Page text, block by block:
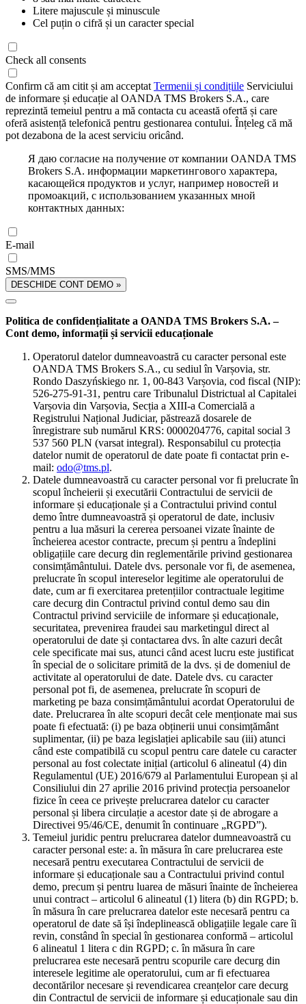
Litere majuscule și minuscule
Cel puțin o cifră și un caracter special
Check all consents
Confirm că am citit și am acceptat Termenii și condițiile Serviciului
de informare și educație al OANDA TMS Brokers S.A., care
reprezintă temeiul pentru a mă contacta cu această ofertă și care
oferă asistență telefonică pentru gestionarea contului. Înțeleg că mă
pot dezabona de la acest serviciu oricând.
Я даю согласие на получение от компании OANDA TMS
Brokers S.A. информации маркетингового характера,
касающейся продуктов и услуг, например новостей и
промоакций, с использованием указанных мной
контактных данных:
E-mail
SMS/MMS
DESCHIDE CONT DEMO »
Politica de confidențialitate a OANDA TMS Brokers S.A. –
Cont demo, informații și servicii educaționale
Operatorul datelor dumneavoastră cu caracter personal este
OANDA TMS Brokers S.A., cu sediul în Varșovia, str.
Rondo Daszyńskiego nr. 1, 00-843 Varșovia, cod fiscal (NIP):
526-275-91-31, pentru care Tribunalul Districtual al Capitalei
Varșovia din Varșovia, Secția a XIII-a Comercială a
Registrului Național Judiciar, păstrează dosarele de
înregistrare sub numărul KRS: 0000204776, capital social 3
537 560 PLN (varsat integral). Responsabilul cu protecția
datelor numit de operatorul de date poate fi contactat prin e-
mail: odo@tms.pl.
Datele dumneavoastră cu caracter personal vor fi prelucrate în
scopul încheierii și executării Contractului de servicii de
informare și educaționale și a Contractului privind contul
demo între dumneavoastră și operatorul de date, inclusiv
pentru a lua măsuri la cererea persoanei vizate înainte de
încheierea acestor contracte, precum și pentru a îndeplini
obligațiile care decurg din reglementările privind gestionarea
consimțământului. Datele dvs. personale vor fi, de asemenea,
prelucrate în scopul intereselor legitime ale operatorului de
date, cum ar fi exercitarea pretențiilor contractuale legitime
care decurg din Contractul privind contul demo sau din
Contractul privind serviciile de informare și educaționale,
securitatea, prevenirea fraudei sau marketingul direct al
operatorului de date și contactarea dvs. în alte cazuri decât
cele specificate mai sus, atunci când acest lucru este justificat
în special de o solicitare primită de la dvs. și de domeniul de
activitate al operatorului de date. Datele dvs. cu caracter
personal pot fi, de asemenea, prelucrate în scopuri de
marketing pe baza consimțământului acordat Operatorului de
date. Prelucrarea în alte scopuri decât cele menționate mai sus
poate fi efectuată: (i) pe baza obținerii unui consimțământ
suplimentar, (ii) pe baza legislației aplicabile sau (iii) atunci
când este compatibilă cu scopul pentru care datele cu caracter
personal au fost colectate inițial (articolul 6 alineatul (4) din
Regulamentul (UE) 2016/679 al Parlamentului European și al
Consiliului din 27 aprilie 2016 privind protecția persoanelor
fizice în ceea ce privește prelucrarea datelor cu caracter
personal și libera circulație a acestor date și de abrogare a
Directivei 95/46/CE, denumit în continuare „RGPD”).
Temeiul juridic pentru prelucrarea datelor dumneavoastră cu
caracter personal este: a. în măsura în care prelucrarea este
necesară pentru executarea Contractului de servicii de
informare și educaționale sau a Contractului privind contul
demo, precum și pentru luarea de măsuri înainte de încheierea
unui contract – articolul 6 alineatul (1) litera (b) din RGPD; b.
în măsura în care prelucrarea datelor este necesară pentru ca
operatorul de date să își îndeplinească obligațiile legale care îi
revin, constând în special în gestionarea conformă – articolul
6 alineatul 1 litera c din RGPD; c. în măsura în care
prelucrarea este necesară pentru scopurile care decurg din
interesele legitime ale operatorului, cum ar fi efectuarea
decontărilor necesare și revendicarea creanțelor care decurg
din Contractul de servicii de informare și educaționale sau din